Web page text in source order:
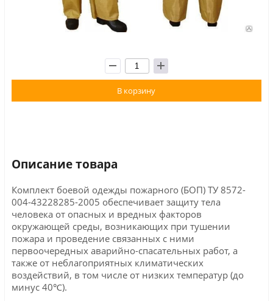
В корзину
Описание товара
Комплект боевой одежды пожарного (БОП) ТУ 8572-
004-43228285-2005 обеспечивает защиту тела
человека от опасных и вредных факторов
окружающей среды, возникающих при тушении
пожара и проведение связанных с ними
первоочередных аварийно-спасательных работ, а
также от неблагоприятных климатических
воздействий, в том числе от низких температур (до
минус 40℃).